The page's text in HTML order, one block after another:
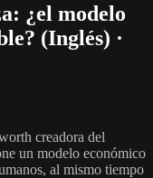
¿el modelo
(Inglés) ·
creadora del
un modelo económico
al mismo tiempo